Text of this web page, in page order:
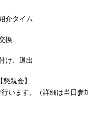
介タイム
換
け、退出
親会】
います。（詳細は当日参